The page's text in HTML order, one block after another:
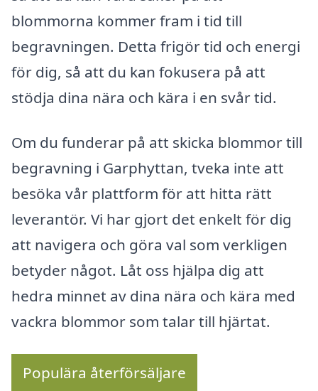
blommorna kommer fram i tid till
begravningen. Detta frigör tid och energi
för dig, så att du kan fokusera på att
stödja dina nära och kära i en svår tid.
Om du funderar på att skicka blommor till
begravning i Garphyttan, tveka inte att
besöka vår plattform för att hitta rätt
leverantör. Vi har gjort det enkelt för dig
att navigera och göra val som verkligen
betyder något. Låt oss hjälpa dig att
hedra minnet av dina nära och kära med
vackra blommor som talar till hjärtat.
Populära återförsäljare